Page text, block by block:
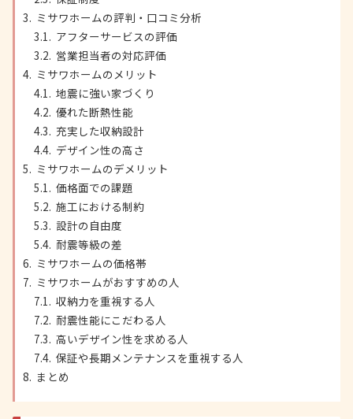
ミサワホームの評判・口コミ分析
アフターサービスの評価
営業担当者の対応評価
ミサワホームのメリット
地震に強い家づくり
優れた断熱性能
充実した収納設計
デザイン性の高さ
ミサワホームのデメリット
価格面での課題
施工における制約
設計の自由度
耐震等級の差
ミサワホームの価格帯
ミサワホームがおすすめの人
収納力を重視する人
耐震性能にこだわる人
高いデザイン性を求める人
保証や長期メンテナンスを重視する人
まとめ